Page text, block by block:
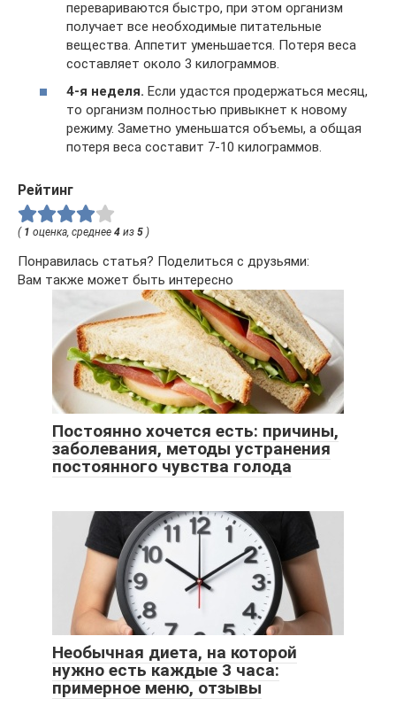
перевариваются быстро, при этом организм
получает все необходимые питательные
вещества. Аппетит уменьшается. Потеря веса
составляет около 3 килограммов.
4-я неделя. Если удастся продержаться месяц,
то организм полностью привыкнет к новому
режиму. Заметно уменьшатся объемы, а общая
потеря веса составит 7-10 килограммов.
Рейтинг
( 1 оценка, среднее 4 из 5 )
Понравилась статья? Поделиться с друзьями:
Вам также может быть интересно
Постоянно хочется есть: причины,
заболевания, методы устранения
постоянного чувства голода
Необычная диета, на которой
нужно есть каждые 3 часа:
примерное меню, отзывы